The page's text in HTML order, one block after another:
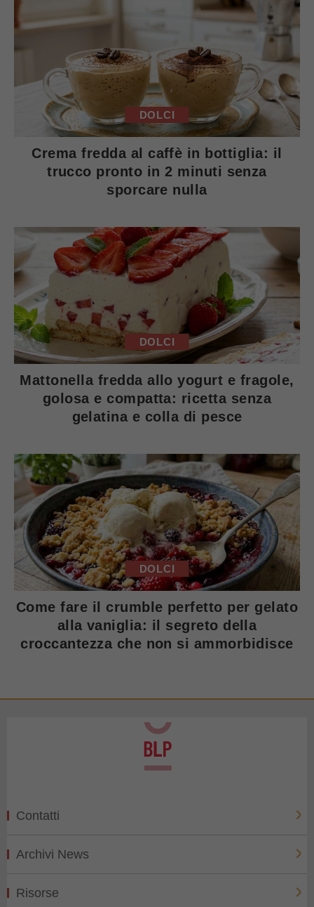
DOLCI
Crema fredda al caffè in bottiglia: il
trucco pronto in 2 minuti senza
sporcare nulla
DOLCI
Mattonella fredda allo yogurt e fragole,
golosa e compatta: ricetta senza
gelatina e colla di pesce
DOLCI
Come fare il crumble perfetto per gelato
alla vaniglia: il segreto della
croccantezza che non si ammorbidisce
Contatti
Archivi News
Risorse